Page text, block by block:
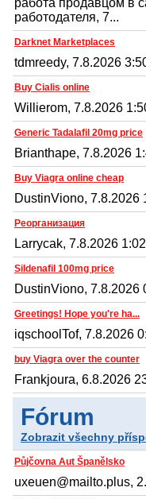
работодателя, 7...
Darknet Marketplaces
tdmreedy, 7.8.2026
Buy Cialis online
Willierom, 7.8.2026
Generic Tadalafil 20mg price
Brianthape, 7.8.2026
Buy Viagra online cheap
DustinViono, 7.8.2026
Реорганизация
Larrycak, 7.8.2026
Sildenafil 100mg price
DustinViono, 7.8.2026
Greetings! Hope you're ha...
iqschoolTof, 7.8.2026
buy Viagra over the counter
Frankjoura, 6.8.2026
Fórum
Zobrazit všechny
Půjčovna Aut Španělsko
uxeuen@mailto.plus,